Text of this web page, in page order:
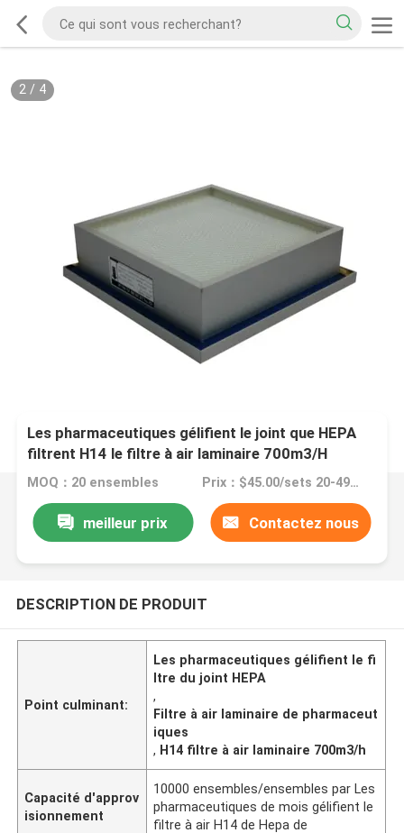
2/ 4
Les pharmaceutiques gélifient le joint que HEPA
filtrent H14 le filtre à air laminaire 700m3/H
MOQ：20 ensembles Prix：$45.00/sets 20-49 sets
meilleur prix Contactez nous
DESCRIPTION DE PRODUIT
Point culminant:
Les pharmaceutiques gélifient le fi
ltre du joint HEPA
,
Filtre à air laminaire de pharmaceut
iques
, H14 filtre à air laminaire 700m3/h
Capacité d'approv
isionnement
10000 ensembles/ensembles par Les
pharmaceutiques de mois gélifient le
filtre à air H14 de Hepa de